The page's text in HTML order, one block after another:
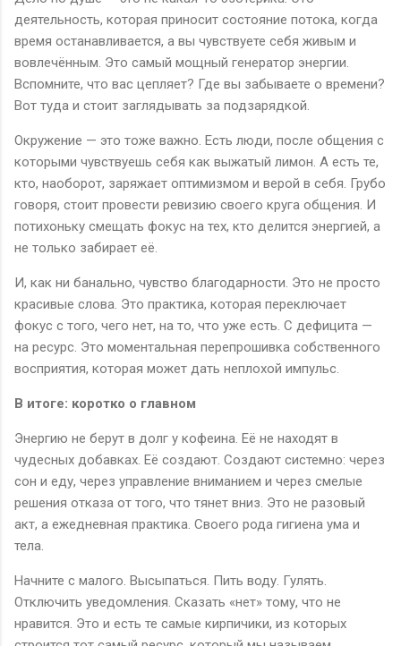
деятельность, которая приносит состояние потока, когда
время останавливается, а вы чувствуете себя живым и
вовлечённым. Это самый мощный генератор энергии.
Вспомните, что вас цепляет? Где вы забываете о времени?
Вот туда и стоит заглядывать за подзарядкой.
Окружение — это тоже важно. Есть люди, после общения с
которыми чувствуешь себя как выжатый лимон. А есть те,
кто, наоборот, заряжает оптимизмом и верой в себя. Грубо
говоря, стоит провести ревизию своего круга общения. И
потихоньку смещать фокус на тех, кто делится энергией, а
не только забирает её.
И, как ни банально, чувство благодарности. Это не просто
красивые слова. Это практика, которая переключает
фокус с того, чего нет, на то, что уже есть. С дефицита —
на ресурс. Это моментальная перепрошивка собственного
восприятия, которая может дать неплохой импульс.
В итоге: коротко о главном
Энергию не берут в долг у кофеина. Её не находят в
чудесных добавках. Её создают. Создают системно: через
сон и еду, через управление вниманием и через смелые
решения отказа от того, что тянет вниз. Это не разовый
акт, а ежедневная практика. Своего рода гигиена ума и
тела.
Начните с малого. Высыпаться. Пить воду. Гулять.
Отключить уведомления. Сказать «нет» тому, что не
нравится. Это и есть те самые кирпичики, из которых